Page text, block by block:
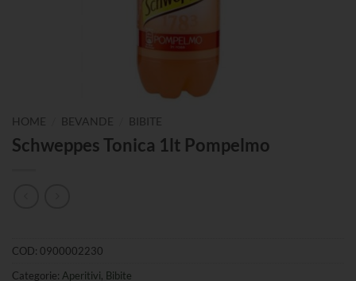
HOME BEVANDE BIBITE
Schweppes Tonica 1lt Pompelmo
COD: 0900002230
Categorie: Aperitivi, Bibite